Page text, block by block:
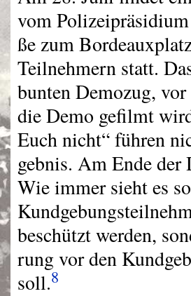
vom
ße zum
Teilnehmern statt.
bunten Demozug,
die Demo gefilmt
Euch nicht“ führen
gebnis. Am Ende
Wie immer sieht es
beschützt werden,
rung vor den
soll.8